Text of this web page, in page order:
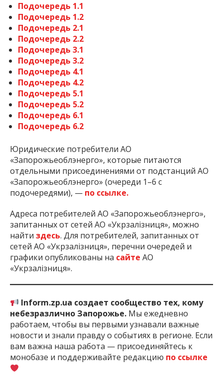
Подочередь 1.1
Подочередь 1.2
Подочередь 2.1
Подочередь 2.2
Подочередь 3.1
Подочередь 3.2
Подочередь 4.1
Подочередь 4.2
Подочередь 5.1
Подочередь 5.2
Подочередь 6.1
Подочередь 6.2
Юридические потребители АО
«Запорожьеоблэнерго», которые питаются
отдельными присоединениями от подстанций АО
«Запорожьеоблэнерго» (очереди 1–6 с
подочередями), — по ссылке.
Адреса потребителей АО «Запорожьеоблэнерго»,
запитанных от сетей АО «Укрзалізниця», можно
найти здесь. Для потребителей, запитанных от
сетей АО «Укрзалізниця», перечни очередей и
графики опубликованы на сайте АО
«Укрзалізниця».
Inform.zp.ua создает сообщество тех, кому
небезразлично Запорожье. Мы ежедневно
работаем, чтобы вы первыми узнавали важные
новости и знали правду о событиях в регионе. Если
вам важна наша работа — присоединяйтесь к
монобазе и поддерживайте редакцию по ссылке